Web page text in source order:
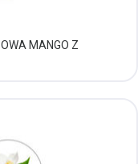
MANGO Z